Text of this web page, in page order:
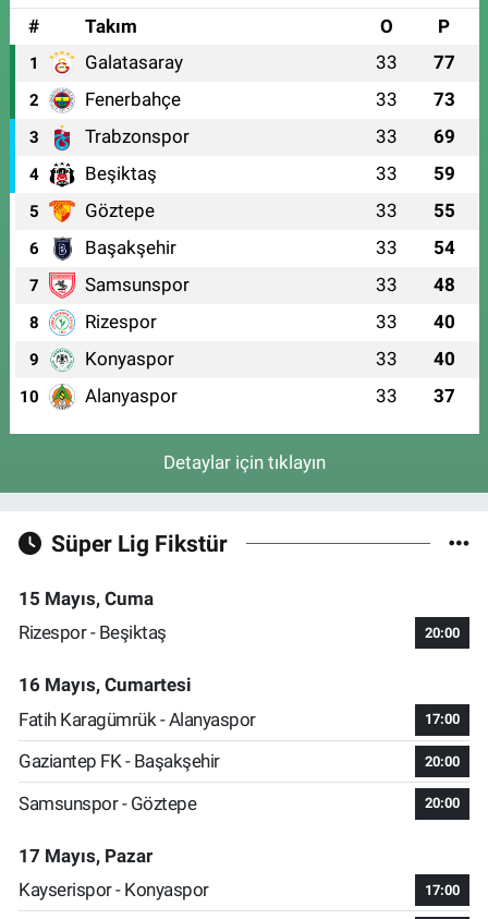
#
Takım O P
1 Galatasaray 33 77
2 Fenerbahçe 33 73
3 Trabzonspor 33 69
4 Beşiktaş 33 59
5 Göztepe 33 55
6 Başakşehir 33 54
7 Samsunspor 33 48
8 Rizespor 33 40
9 Konyaspor 33 40
10 Alanyaspor 33 37
Detaylar için tıklayın
Süper Lig Fikstür
15 Mayıs, Cuma
Rizespor - Beşiktaş
20:00
16 Mayıs, Cumartesi
Fatih Karagümrük - Alanyaspor
17:00
Gaziantep FK - Başakşehir 20:00
Samsunspor - Göztepe 20:00
17 Mayıs, Pazar
Kayserispor - Konyaspor
17:00